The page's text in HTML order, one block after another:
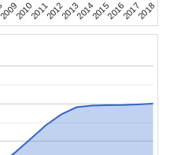
201020112012201320142015201620172018